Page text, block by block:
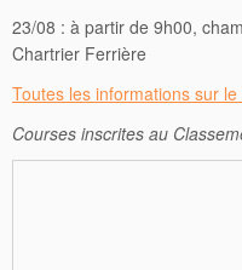
23/08 : à partir de 9h00,
Chartrier Ferrière
Toutes les informations sur
Courses inscrites au